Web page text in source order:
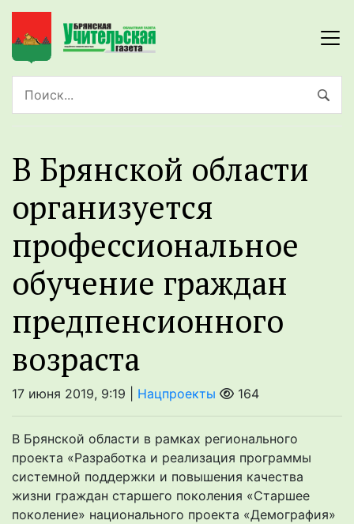
В Брянской области
организуется
профессиональное
обучение граждан
предпенсионного
возраста
17 июня 2019, 9:19 | Нацпроекты 164
В Брянской области в рамках регионального
проекта «Разработка и реализация программы
системной поддержки и повышения качества
жизни граждан старшего поколения «Старшее
поколение» национального проекта «Демография»